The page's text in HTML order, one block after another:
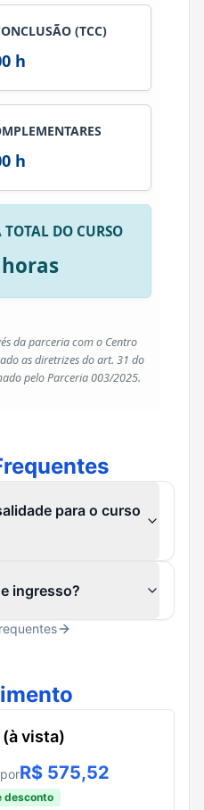
(TCC)
h
h
DO CURSO
da parceria com o Centro
as diretrizes do art. 31 do
pelo Parceria 003/2025.
para o curso
ingresso?
(à vista)
porR$ 575,52
desconto